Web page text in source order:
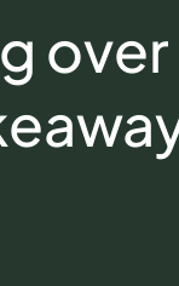
over